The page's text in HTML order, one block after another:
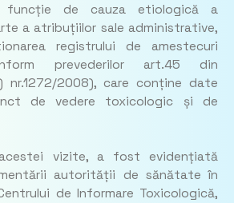
funcție de cauza etiologică a
a atribuțiilor sale administrative,
registrului de amestecuri
prevederilor art.45 din
nr.1272/2008), care conține date
de vedere toxicologic și de
vizite, a fost evidențiată
autorității de sănătate în
de Informare Toxicologică,